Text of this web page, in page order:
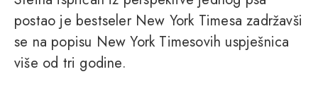
postao je bestseler New York Timesa zadržavši
se na popisu New York Timesovih uspješnica
više od tri godine.